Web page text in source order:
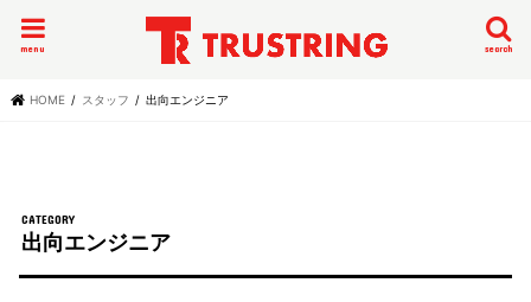
search
menu
HOME スタッフ 出向エンジニア
出向エンジニア